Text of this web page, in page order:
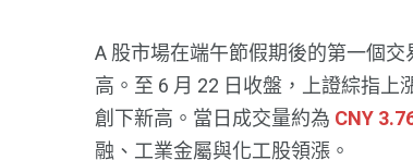
A 股市場在端午節假期後的第一個
高。至 6 月 22 日收盤，上證綜指上
創下新高。當日成交量約為 CNY
融、工業金屬與化工股領漲。